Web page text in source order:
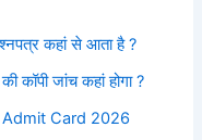
कहां से आता है ?
कॉपी जांच कहां होगा ?
Card 2026